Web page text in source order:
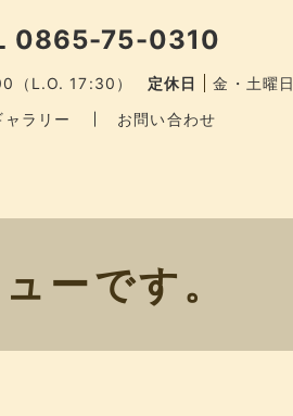
ラリー お問い合わせ
0865-75-0310
（L.O. 17:30） 定休日 金・土曜日
ーです。